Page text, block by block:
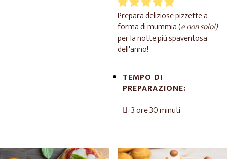
Prepara deliziose pizzette a
forma di mummia (e non solo!)
per la notte più spaventosa
dell'anno!
TEMPO DI
PREPARAZIONE:
3 ore 30 minuti